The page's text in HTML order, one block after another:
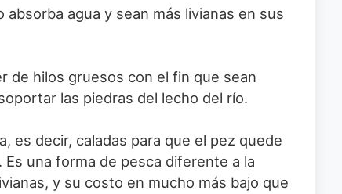
agua y sean más livianas en sus
de hilos gruesos con el fin que sean
las piedras del lecho del río.
es decir, caladas para que el pez quede
una forma de pesca diferente a la
y su costo en mucho más bajo que